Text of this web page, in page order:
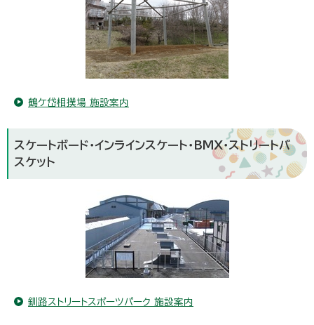
鶴ケ岱相撲場 施設案内
スケートボード・インラインスケート・BMX・ストリートバ
スケット
釧路ストリートスポーツパーク 施設案内